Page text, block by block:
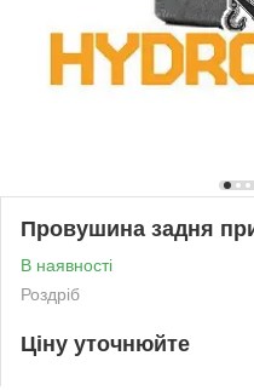
Провушина задня
В наявності
Роздріб
Ціну уточнюйте